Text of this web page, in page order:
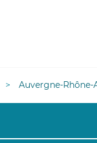
Auvergne-Rhône-